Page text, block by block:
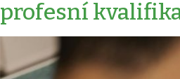
profesní